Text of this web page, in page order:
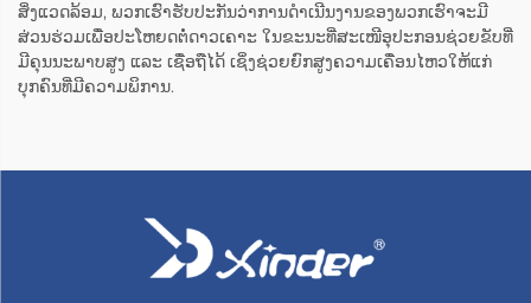
ສິ່ງແວດລ້ອມ, ພວກເຮົາຮັບປະກັນວ່າການດຳເນີນງານຂອງພວກເຮົາຈະມີ
ສ່ວນຮ່ວມເພື່ອປະໂຫຍດຕໍ່ດາວເຄາະ ໃນຂະນະທີ່ສະເໜີອຸປະກອນຊ່ວຍຂັບທີ່
ມີຄຸນນະພາບສູງ ແລະ ເຊື່ອຖືໄດ້ ເຊິ່ງຊ່ວຍຍົກສູງຄວາມເຄື່ອນໄຫວໃຫ້ແກ່
ບຸກຄົນທີ່ມີຄວາມພິການ.